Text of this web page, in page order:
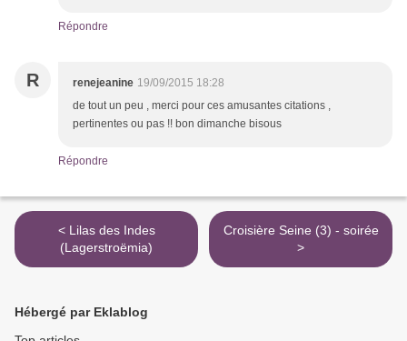
Répondre
R renejeanine 19/09/2015 18:28
de tout un peu , merci pour ces amusantes citations ,
pertinentes ou pas !! bon dimanche bisous
Répondre
< Lilas des Indes
(Lagerstroëmia)
Croisière Seine (3) - soirée
>
Hébergé par Eklablog